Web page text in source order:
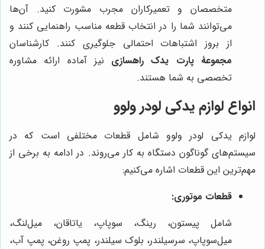
متخصصان و تعمیرکاران مجرب مشورت کنید. آن‌ها
می‌توانند شما را در انتخاب قطعه مناسب راهنمایی کنند و
از بروز اشتباهات احتمالی جلوگیری کنند. کارشناسان
مجموعۀ پارت یدک راهسازی نیز آماده ارائه مشاوره
تخصصی به شما هستند.
انواع لوازم یدکی لودر ولوو
لوازم یدکی لودر ولوو شامل قطعات مختلفی است که در
سیستم‌های گوناگون دستگاه به کار می‌روند. در ادامه به برخی از
مهم‌ترین این قطعات اشاره می‌کنیم:
قطعات موتوری:
شامل پیستون، رینگ، سوپاپ، یاتاقان، میل‌لنگ،
میل‌سوپاپ، سرسیلندر، بلوک سیلندر، پمپ روغن، پمپ آب،